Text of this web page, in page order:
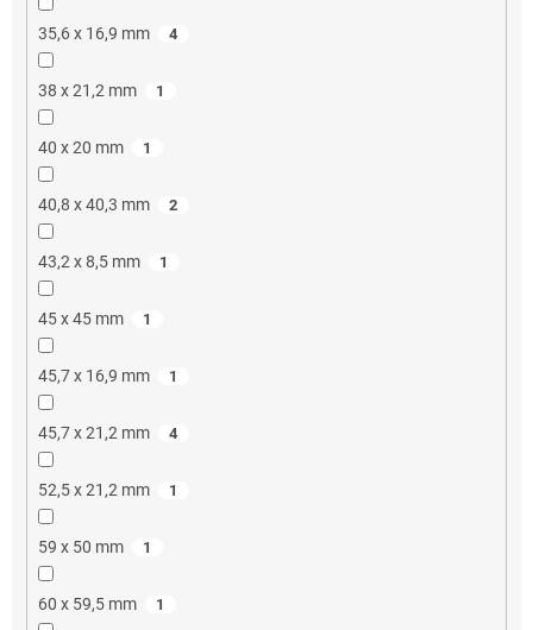
35,6 x 16,9 mm 4
38 x 21,2 mm 1
40 x 20 mm 1
40,8 x 40,3 mm 2
43,2 x 8,5 mm 1
45 x 45 mm 1
45,7 x 16,9 mm 1
45,7 x 21,2 mm 4
52,5 x 21,2 mm 1
59 x 50 mm 1
60 x 59,5 mm 1